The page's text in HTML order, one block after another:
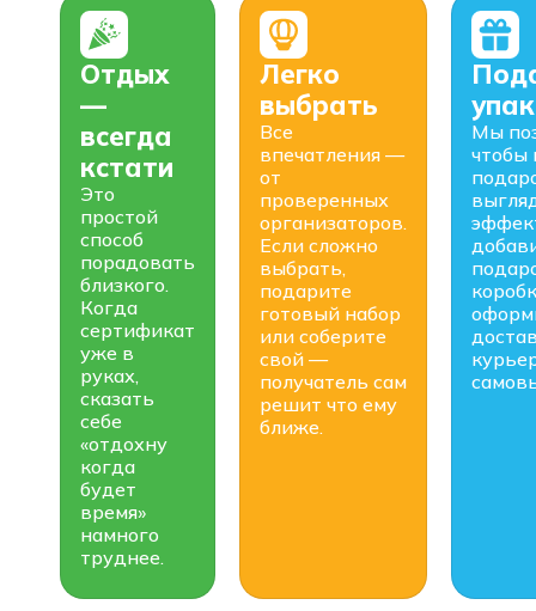
Отдых
—
всегда
кстати
Это
простой
способ
порадовать
близкого.
Когда
сертификат
уже в
руках,
сказать
себе
«отдохну
когда
будет
время»
намного
труднее.
Легко
выбрать
Все
впечатления —
от
проверенных
организаторов.
Если сложно
выбрать,
подарите
готовый набор
или соберите
свой —
получатель сам
решит что ему
ближе.
Мы
чтобы